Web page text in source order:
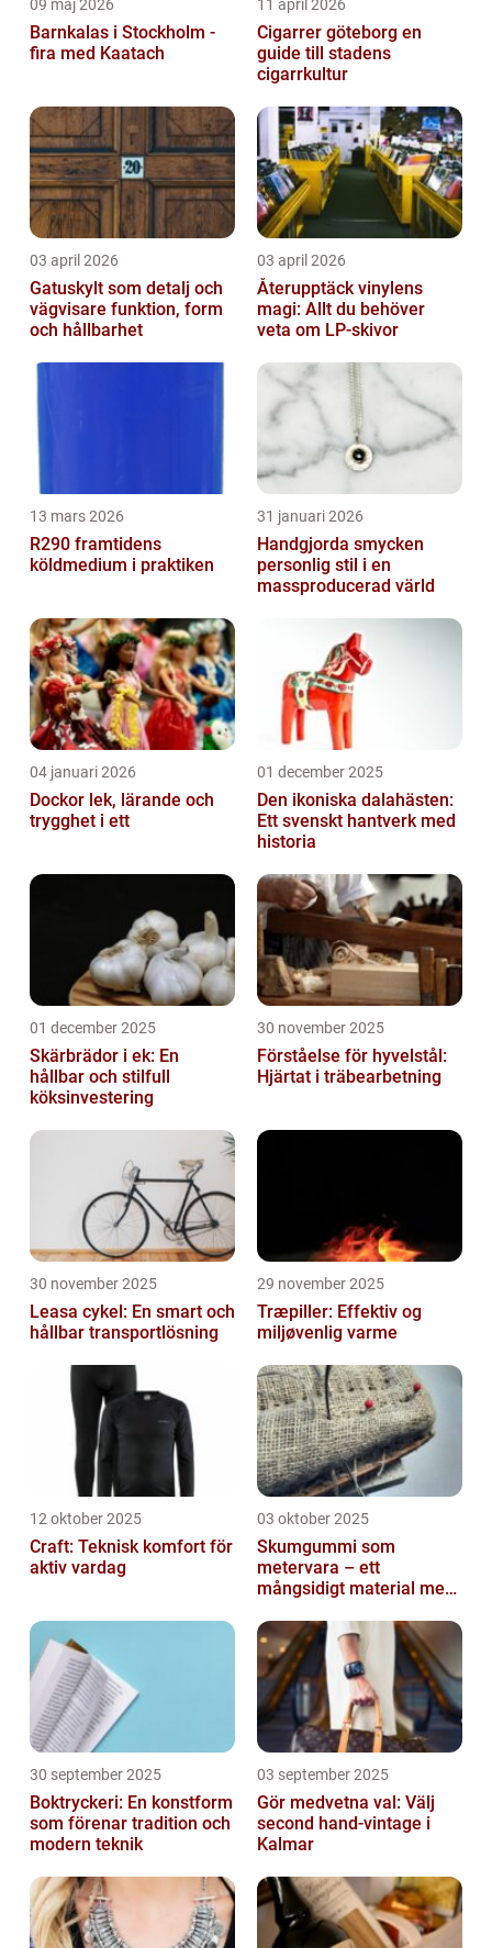
09 maj 2026
Barnkalas i Stockholm -
fira med Kaatach
11 april 2026
Cigarrer göteborg en
guide till stadens
cigarrkultur
03 april 2026
Gatuskylt som detalj och
vägvisare funktion, form
och hållbarhet
03 april 2026
Återupptäck vinylens
magi: Allt du behöver
veta om LP-skivor
13 mars 2026
R290 framtidens
köldmedium i praktiken
31 januari 2026
Handgjorda smycken
personlig stil i en
massproducerad värld
04 januari 2026
Dockor lek, lärande och
trygghet i ett
01 december 2025
Den ikoniska dalahästen:
Ett svenskt hantverk med
historia
01 december 2025
Skärbrädor i ek: En
hållbar och stilfull
köksinvestering
30 november 2025
Förståelse för hyvelstål:
Hjärtat i träbearbetning
30 november 2025
Leasa cykel: En smart och
hållbar transportlösning
29 november 2025
Træpiller: Effektiv og
miljøvenlig varme
12 oktober 2025
Craft: Teknisk komfort för
aktiv vardag
03 oktober 2025
Skumgummi som
metervara – ett
mångsidigt material med
användningsområden
30 september 2025
Boktryckeri: En konstform
som förenar tradition och
modern teknik
03 september 2025
Gör medvetna val: Välj
second hand-vintage i
Kalmar